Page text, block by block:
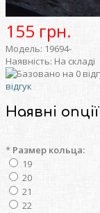
155 грн.
Модель: 19694-
Наявність: На складі
відгук
Наявні опції
* Размер кольца:
19
20
21
22